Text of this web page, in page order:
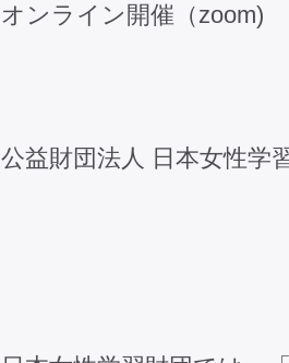
オンライン開催（zoom)
公益財団法人 日本女性